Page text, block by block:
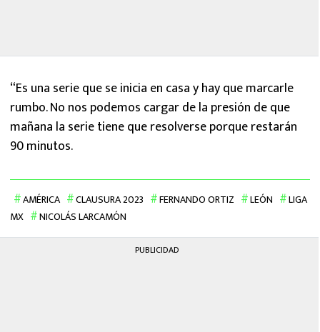
“Es una serie que se inicia en casa y hay que marcarle
rumbo. No nos podemos cargar de la presión de que
mañana la serie tiene que resolverse porque restarán
90 minutos.
AMÉRICA CLAUSURA 2023 FERNANDO ORTIZ LEÓN
LIGA
MX
NICOLÁS LARCAMÓN
PUBLICIDAD